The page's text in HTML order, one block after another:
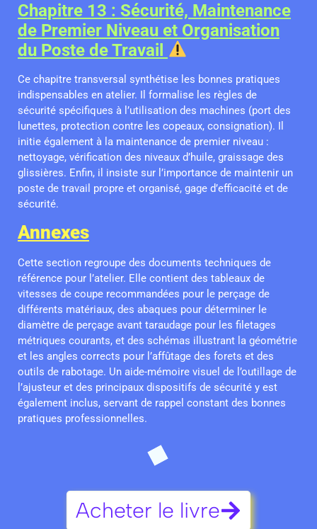
Chapitre 13 : Sécurité, Maintenance
de Premier Niveau et Organisation
du Poste de Travail
Ce chapitre transversal synthétise les bonnes pratiques
indispensables en atelier. Il formalise les règles de
sécurité spécifiques à l’utilisation des machines (port des
lunettes, protection contre les copeaux, consignation). Il
initie également à la maintenance de premier niveau :
nettoyage, vérification des niveaux d’huile, graissage des
glissières. Enfin, il insiste sur l’importance de maintenir un
poste de travail propre et organisé, gage d’efficacité et de
sécurité.
Annexes
Cette section regroupe des documents techniques de
référence pour l’atelier. Elle contient des tableaux de
vitesses de coupe recommandées pour le perçage de
différents matériaux, des abaques pour déterminer le
diamètre de perçage avant taraudage pour les filetages
métriques courants, et des schémas illustrant la géométrie
et les angles corrects pour l’affûtage des forets et des
outils de rabotage. Un aide-mémoire visuel de l’outillage de
l’ajusteur et des principaux dispositifs de sécurité y est
également inclus, servant de rappel constant des bonnes
pratiques professionnelles.
Acheter le livre